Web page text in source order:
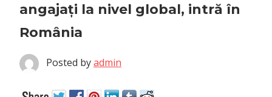
angajați la nivel global, intră în
România
Posted byadmin